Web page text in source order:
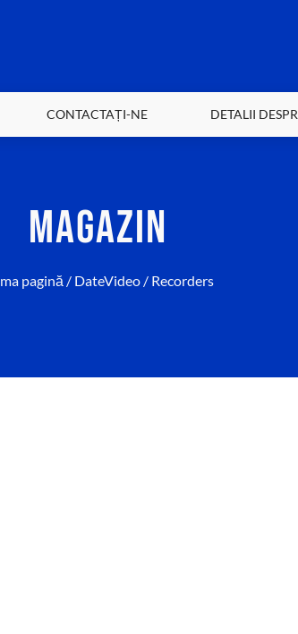
CONTACTAȚI-NE DETALII
MAGAZIN
pagină / DateVideo/ Recorders